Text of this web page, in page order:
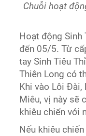
Chuỗi hoạt
Hoạt động
đến 05/5. Từ
tay Sinh Tiêu
Thiên Long có
Khi vào Lôi Đài,
Miêu, vị này sẽ
khiêu chiến với
Nếu khiêu